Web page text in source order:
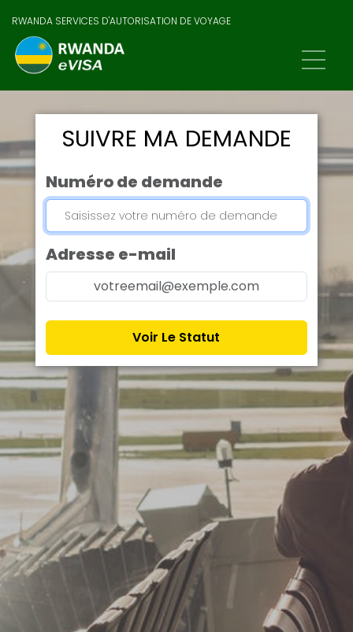
RWANDA SERVICES D'AUTORISATION DE VOYAGE
SUIVRE MA DEMANDE
Numéro de demande
Adresse e-mail
Voir Le Statut